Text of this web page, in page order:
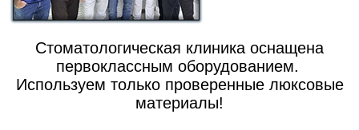
Стоматологическая клиника оснащена
первоклассным оборудованием.
Используем только проверенные люксовые
материалы!